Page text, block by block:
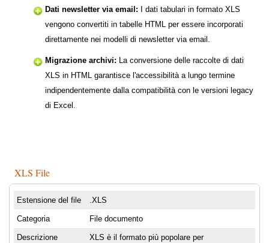
Dati newsletter via email: I dati tabulari in formato XLS
vengono convertiti in tabelle HTML per essere incorporati
direttamente nei modelli di newsletter via email.
Migrazione archivi: La conversione delle raccolte di dati
XLS in HTML garantisce l'accessibilità a lungo termine
indipendentemente dalla compatibilità con le versioni legacy
di Excel.
XLS File
Estensione del file .XLS
Categoria File documento
Descrizione
XLS è il formato più popolare per